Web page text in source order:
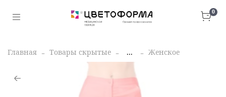
0
Главная Товары скрытые ... Женское